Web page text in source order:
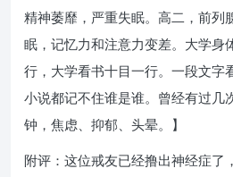
精神萎靡，严重失眠。高二，前列
眠，记忆力和注意力变差。大学身
行，大学看书十目一行。一段文字
小说都记不住谁是谁。曾经有过几
钟，焦虑、抑郁、头晕。】
附评：这位戒友已经撸出神经症了